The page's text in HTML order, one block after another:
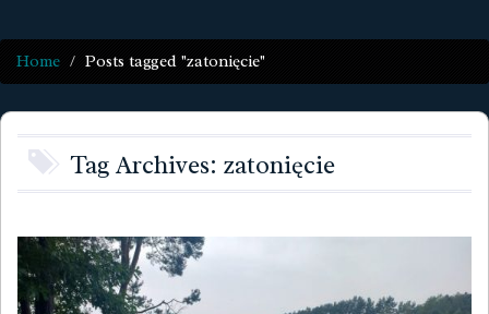
Home Posts tagged "zatonięcie"
Tag Archives: zatonięcie